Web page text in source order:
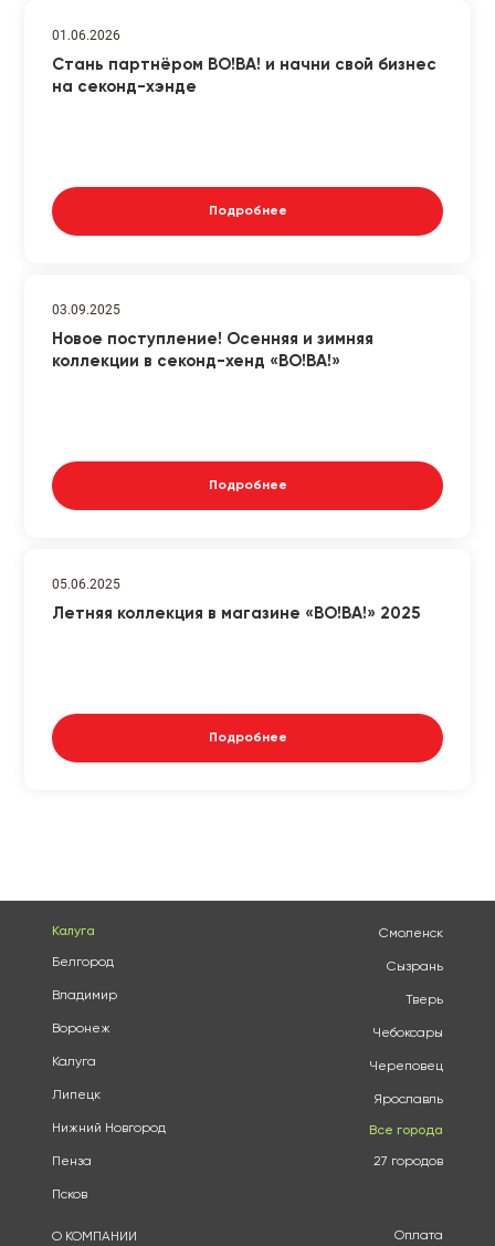
01.06.2026
Стань партнёром ВО!ВА! и начни свой бизнес
на секонд-хэнде
Подробнее
03.09.2025
Новое поступление! Осенняя и зимняя
коллекции в секонд-хенд «ВО!ВА!»
Подробнее
05.06.2025
Летняя коллекция в магазине «ВО!ВА!» 2025
Подробнее
Калуга
Белгород
Владимир
Воронеж
Калуга
Липецк
Нижний Новгород
Пенза
Псков
Смоленск
Сызрань
Тверь
Чебоксары
Череповец
Ярославль
Все города
27 городов
О КОМПАНИИ Оплата